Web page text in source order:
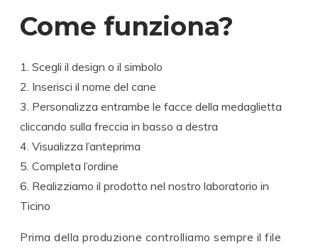
Come funziona?
Scegli il design o il simbolo
Inserisci il nome del cane
Personalizza entrambe le facce della medaglietta
cliccando sulla freccia in basso a destra
Visualizza l’anteprima
Completa l’ordine
Realizziamo il prodotto nel nostro laboratorio in
Ticino
Prima della produzione controlliamo sempre il file